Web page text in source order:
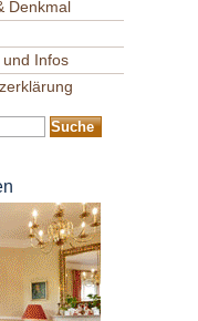
Denkmal
Infos